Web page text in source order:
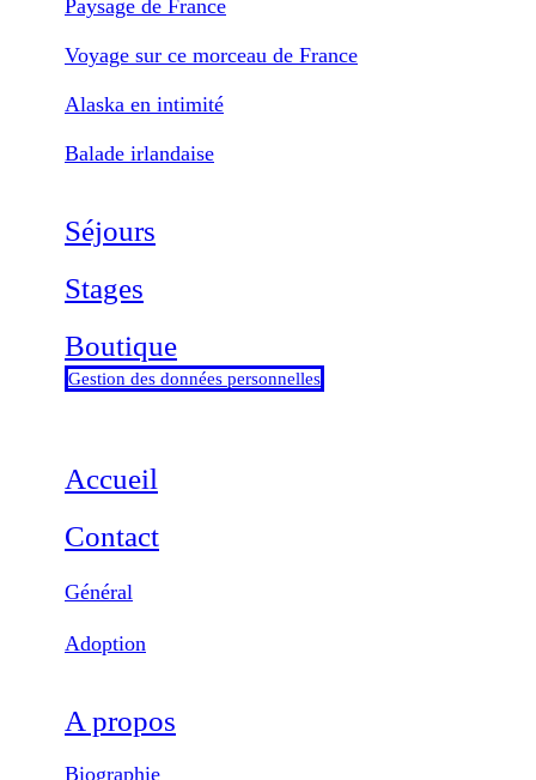
Paysage de France
Voyage sur ce morceau de France
Alaska en intimité
Balade irlandaise
Séjours
Stages
Boutique
Gestion des données personnelles
Accueil
Contact
Général
Adoption
A propos
Biographie